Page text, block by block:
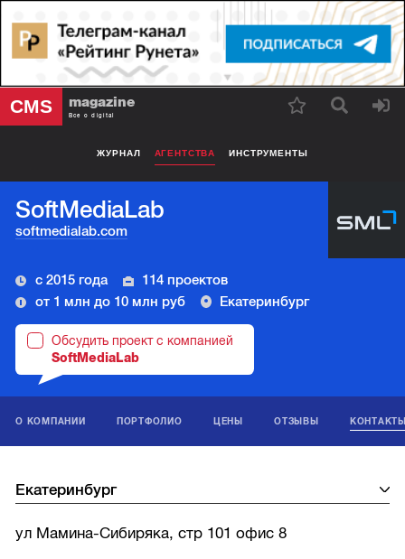
CMS magazine
Все о digital
ЖУРНАЛ АГЕНТСТВА ИНСТРУМЕНТЫ
SoftMediaLab
softmedialab.com
с 2015 года
114 проектов
от 1 млн до 10 млн руб
Екатеринбург
Обсудить проект с компанией
SoftMediaLab
О КОМПАНИИ ПОРТФОЛИО ЦЕНЫ ОТЗЫВЫ
ул Мамина-Сибиряка, стр 101 офис 8